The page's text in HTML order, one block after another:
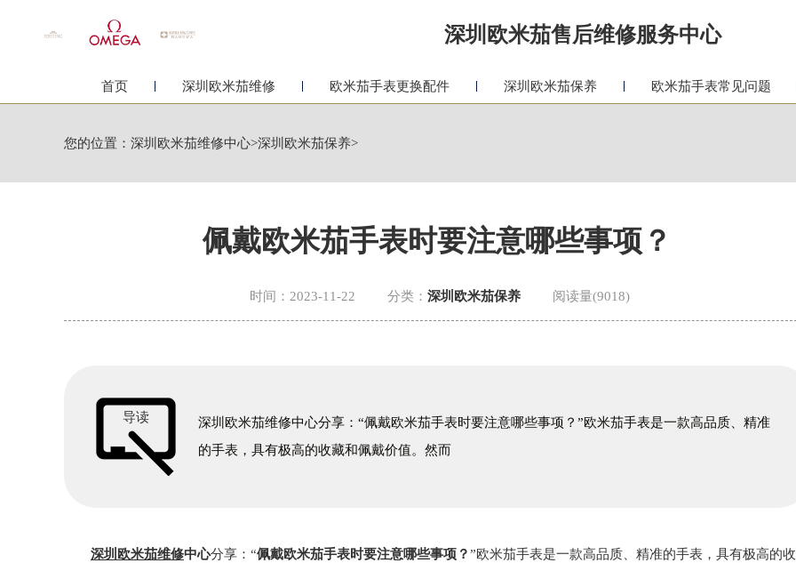
深圳欧米茄售后维修服务中心
首页 深圳欧米茄维修 欧米茄手表更换配件 深圳欧米茄保养 欧米茄手表常见问题
您的位置： 深圳欧米茄维修中心>深圳欧米茄保养>
佩戴欧米茄手表时要注意哪些事项？
时间：2023-11-22 分类： 深圳欧米茄保养 阅读量(9018)
导读
深圳欧米茄维修中心分享：“佩戴欧米茄手表时要注意哪些事项？”欧米茄手表是一款高品质、精准
的手表，具有极高的收藏和佩戴价值。然而
深圳欧米茄维修中心分享：“佩戴欧米茄手表时要注意哪些事项？”欧米茄手表是一款高品质、精准的手表，具有极高的